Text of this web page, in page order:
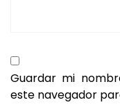
Guardar mi
este navegador